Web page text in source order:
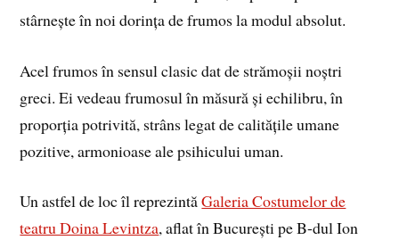
stârnește în noi dorința de frumos la modul absolut.
Acel frumos în sensul clasic dat de strămoșii noștri
greci. Ei vedeau frumosul în măsură și echilibru, în
proporția potrivită, strâns legat de calitățile umane
pozitive, armonioase ale psihicului uman.
Un astfel de loc îl reprezintăGaleria Costumelor de
teatru Doina Levintza, aflat în București pe B-dul Ion